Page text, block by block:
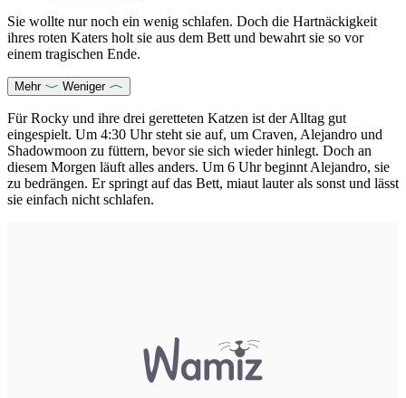
Sie wollte nur noch ein wenig schlafen. Doch die Hartnäckigkeit
ihres roten Katers holt sie aus dem Bett und bewahrt sie so vor
einem tragischen Ende.
Mehr Weniger
Für Rocky und ihre drei geretteten Katzen ist der Alltag gut
eingespielt. Um 4:30 Uhr steht sie auf, um Craven, Alejandro und
Shadowmoon zu füttern, bevor sie sich wieder hinlegt. Doch an
diesem Morgen läuft alles anders. Um 6 Uhr beginnt Alejandro, sie
zu bedrängen. Er springt auf das Bett, miaut lauter als sonst und lässt
sie einfach nicht schlafen.